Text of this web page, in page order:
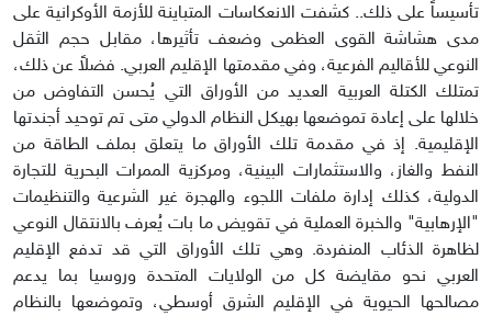
تأسيساً على ذلك.. كشفت الانعكاسات المتباينة للأزمة الأوكرانية على
مدى هشاشة القوى العظمى وضعف تأثيرها، مقابل حجم الثقل
النوعي للأقاليم الفرعية، وفي مقدمتها الإقليم العربي. فضلاً عن ذلك،
تمتلك الكتلة العربية العديد من الأوراق التي يُحسن التفاوض من
خلالها على إعادة تموضعها بهيكل النظام الدولي متى تم توحيد أجندتها
الإقليمية. إذ في مقدمة تلك الأوراق ما يتعلق بملف الطاقة من
النفط والغاز، والاستثمارات البينية، ومركزية الممرات البحرية للتجارة
الدولية، كذلك إدارة ملفات اللجوء والهجرة غير الشرعية والتنظيمات
"الإرهابية" والخبرة العملية في تقويض ما بات يُعرف بالانتقال النوعي
لظاهرة الذئاب المنفردة. وهي تلك الأوراق التي قد تدفع الإقليم
العربي نحو مقايضة كل من الولايات المتحدة وروسيا بما يدعم
مصالحها الحيوية في الإقليم الشرق أوسطي، وتموضعها بالنظام